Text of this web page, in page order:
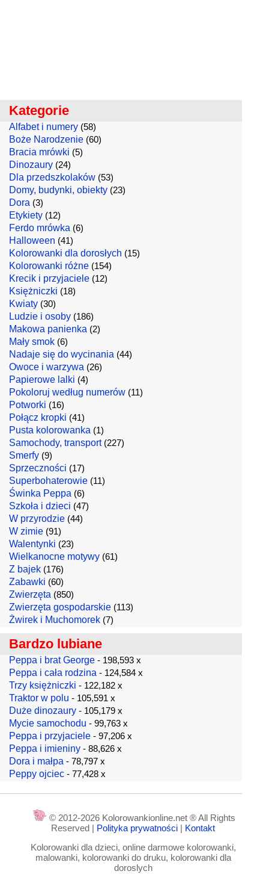
Kategorie
Alfabet i numery (58)
Boże Narodzenie (60)
Bracia mrówki (5)
Dinozaury (24)
Dla przedszkolaków (53)
Domy, budynki, obiekty (23)
Dora (3)
Etykiety (12)
Ferdo mrówka (6)
Halloween (41)
Kolorowanki dla dorosłych (15)
Kolorowanki różne (154)
Krecik i przyjaciele (12)
Księżniczki (18)
Kwiaty (30)
Ludzie i osoby (186)
Makowa panienka (2)
Mały smok (6)
Nadaje się do wycinania (44)
Owoce i warzywa (26)
Papierowe lalki (4)
Pokoloruj według numerów (11)
Potworki (16)
Połącz kropki (41)
Pusta kolorowanka (1)
Samochody, transport(227)
Smerfy (9)
Sprzeczności (17)
Superbohaterowie (11)
Świnka Peppa (6)
Szkoła i dzieci (47)
W przyrodzie (44)
W zimie (91)
Walentynki (23)
Wielkanocne motywy (61)
Z bajek (176)
Zabawki (60)
Zwierzęta (850)
Zwierzęta gospodarskie (113)
Żwirek i Muchomorek (7)
Bardzo lubiane
Peppa i brat George - 198,593 x
Peppa i cała rodzina - 124,584 x
Trzy księżniczki - 122,182 x
Traktor w polu - 105,591 x
Duże dinozaury - 105,179 x
Mycie samochodu - 99,763 x
Peppa i przyjaciele - 97,206 x
Peppa i imieniny - 88,626 x
Dora i małpa - 78,797 x
Peppy ojciec - 77,428 x
© 2012-2026 Kolorowankionline.net ® All Rights
Reserved | Polityka prywatności | Kontakt
Kolorowanki dla dzieci, online darmowe kolorowanki,
malowanki, kolorowanki do druku, kolorowanki dla
doroslych